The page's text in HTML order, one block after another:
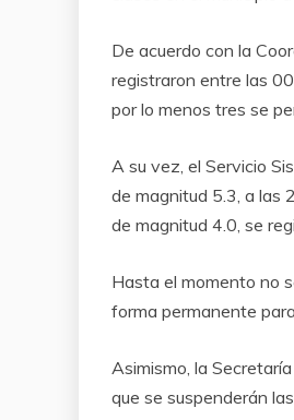
De acuerdo con la
registraron entre las
por lo menos tres se
A su vez, el Servicio
de magnitud 5.3, a las
de magnitud 4.0, se
Hasta el momento no
forma permanente
Asimismo, la
que se suspenderán